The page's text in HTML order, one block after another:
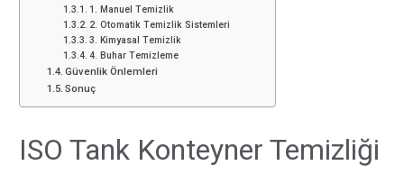
1. Manuel Temizlik
2. Otomatik Temizlik Sistemleri
3. Kimyasal Temizlik
4. Buhar Temizleme
Güvenlik Önlemleri
Sonuç
ISO Tank Konteyner Temizliği